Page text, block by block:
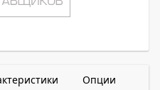
Опции